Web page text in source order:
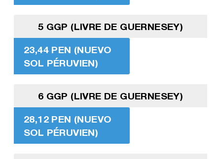
5 GGP (LIVRE DE GUERNESEY)
23,44 PEN (NUEVO
SOL PÉRUVIEN)
6 GGP (LIVRE DE GUERNESEY)
28,12 PEN (NUEVO
SOL PÉRUVIEN)